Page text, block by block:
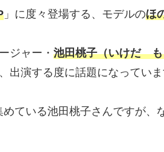
」に度々登場する、モデルのほ
ジャー・ 池田桃子（いけだ も
出演する度に話題になっていま
ている池田桃子さんですが、